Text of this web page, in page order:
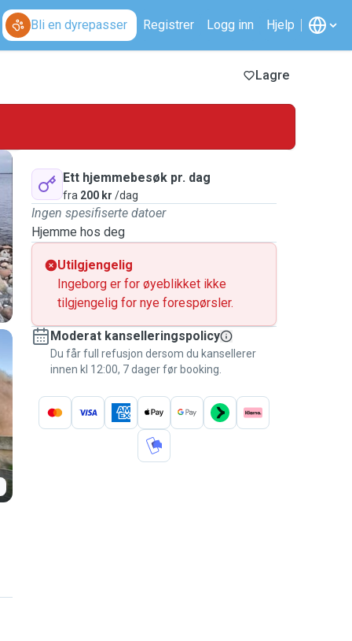
Bli en dyrepasser Registrer Logg inn Hjelp
Lagre
Ett hjemmebesøk pr. dag
fra 200 kr /dag
Ingen spesifiserte datoer
Hjemme hos deg
Utilgjengelig
Ingeborg er for øyeblikket ikke
tilgjengelig for nye forespørsler.
Moderat kanselleringspolicy
Du får full refusjon dersom du kansellerer
innen kl 12:00, 7 dager før booking.